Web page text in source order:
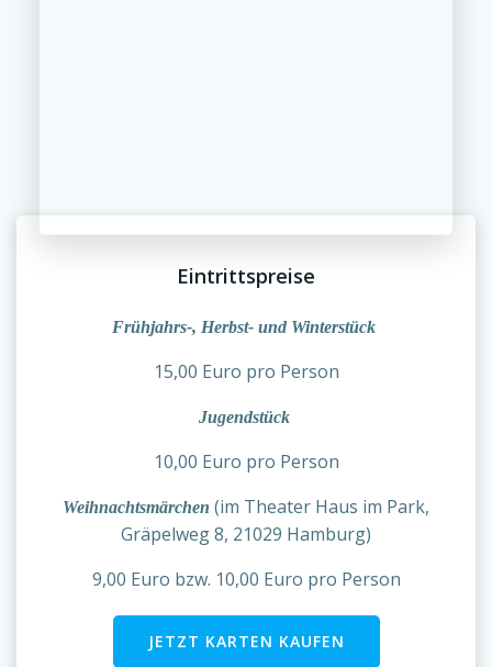
Eintrittspreise
Frühjahrs-, Herbst- und Winterstück
15,00 Euro pro Person
Jugendstück
10,00 Euro pro Person
Weihnachtsmärchen (im Theater Haus im Park,
Gräpelweg 8, 21029 Hamburg)
9,00 Euro bzw. 10,00 Euro pro Person
JETZT KARTEN KAUFEN